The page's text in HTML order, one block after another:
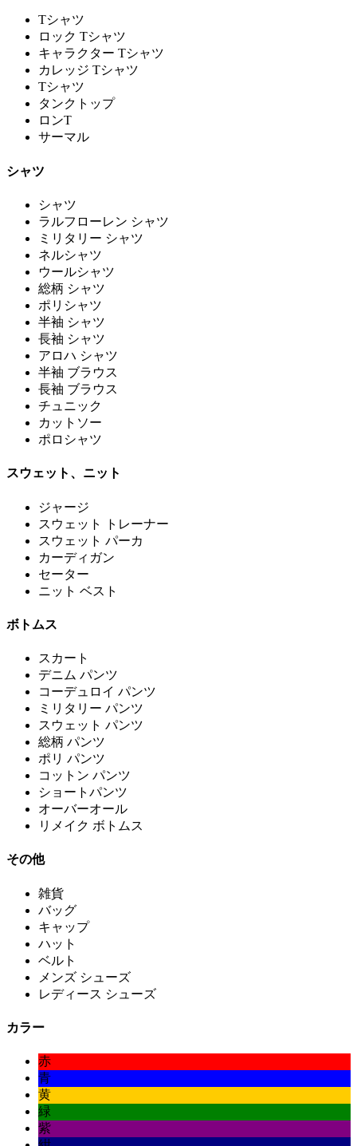
Tシャツ
ロック Tシャツ
キャラクター Tシャツ
カレッジ Tシャツ
Tシャツ
タンクトップ
ロンT
サーマル
シャツ
シャツ
ラルフローレン シャツ
ミリタリー シャツ
ネルシャツ
ウールシャツ
総柄 シャツ
ポリシャツ
半袖 シャツ
長袖 シャツ
アロハ シャツ
半袖 ブラウス
長袖 ブラウス
チュニック
カットソー
ポロシャツ
スウェット、ニット
ジャージ
スウェット トレーナー
スウェット パーカ
カーディガン
セーター
ニット ベスト
ボトムス
スカート
デニム パンツ
コーデュロイ パンツ
ミリタリー パンツ
スウェット パンツ
総柄 パンツ
ポリ パンツ
コットン パンツ
ショートパンツ
オーバーオール
リメイク ボトムス
その他
雑貨
バッグ
キャップ
ハット
ベルト
メンズ シューズ
レディース シューズ
カラー
赤
青
黄
緑
紫